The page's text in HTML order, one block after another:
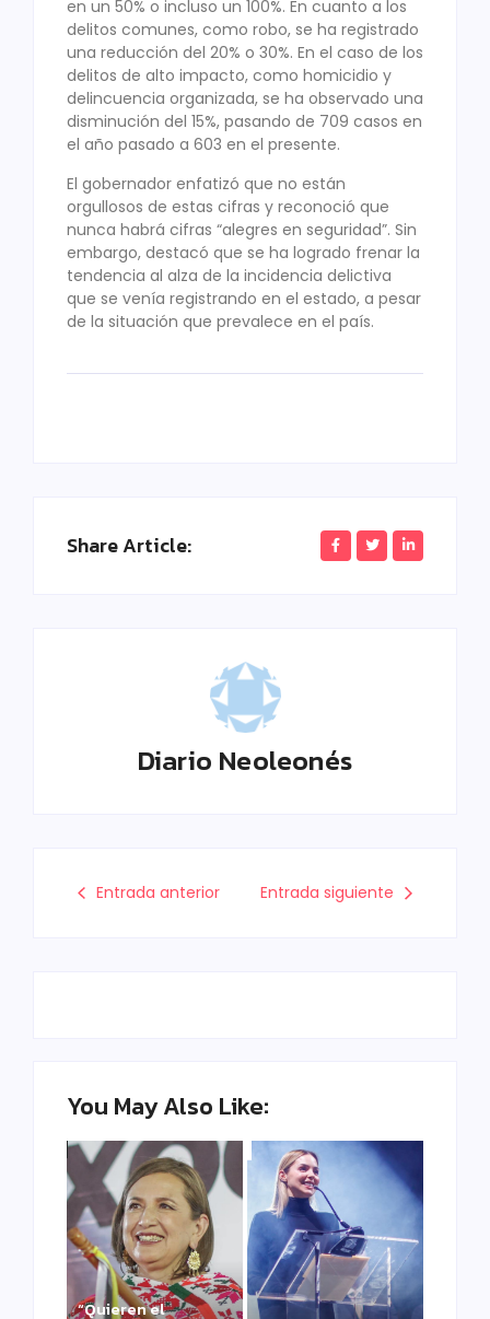
en un 50% o incluso un 100%. En cuanto a los
delitos comunes, como robo, se ha registrado
una reducción del 20% o 30%. En el caso de los
delitos de alto impacto, como homicidio y
delincuencia organizada, se ha observado una
disminución del 15%, pasando de 709 casos en
el año pasado a 603 en el presente.
El gobernador enfatizó que no están
orgullosos de estas cifras y reconoció que
nunca habrá cifras “alegres en seguridad”. Sin
embargo, destacó que se ha logrado frenar la
tendencia al alza de la incidencia delictiva
que se venía registrando en el estado, a pesar
de la situación que prevalece en el país.
Share Article:
Diario Neoleonés
Entrada anterior Entrada siguiente
You May Also Like:
“Quieren el